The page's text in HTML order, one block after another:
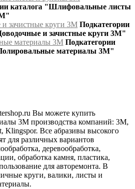
каталога "Шлифовальные листы
зачистные круги 3М Подкатегории
и зачистные круги 3М"
материалы 3М Подкатегории
материалы 3М"
Вы можете купить
3М производства компаний: 3М,
Klingspor. Все абразивы высокого
для различных вариантов
деревообработка,
обработка камня, пластика,
для авторемонта. В
круги, валики, листы и